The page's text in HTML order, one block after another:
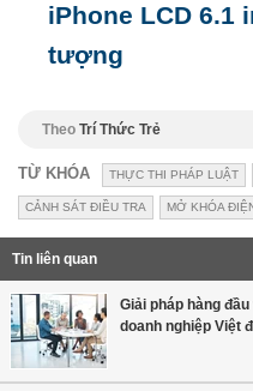
iPhone LCD 6.1
tượng
Theo Trí Thức Trẻ
TỪ KHÓA THỰC THI PHÁP LUẬT
CẢNH SÁT ĐIỀU TRA MỞ KHÓA
Tin liên quan
Giải pháp hàng
doanh nghiệp Việt